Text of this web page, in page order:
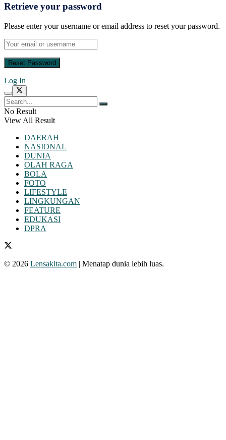
Retrieve your password
Please enter your username or email address to reset your password.
Log In
No Result
View All Result
DAERAH
NASIONAL
DUNIA
OLAH RAGA
BOLA
FOTO
LIFESTYLE
LINGKUNGAN
FEATURE
EDUKASI
DPRA
© 2026 Lensakita.com | Menatap dunia lebih luas.